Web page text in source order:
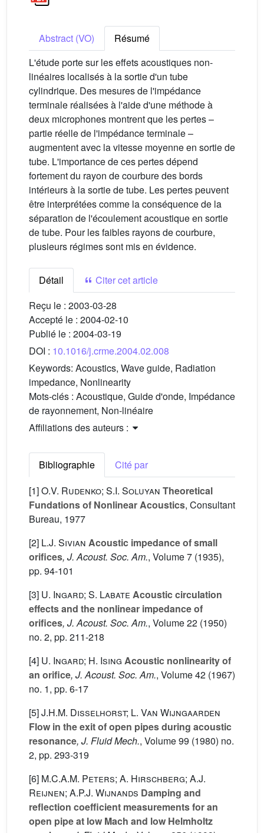
Abstract (VO)
Résumé
L'étude porte sur les effets acoustiques non-
linéaires localisés à la sortie d'un tube
cylindrique. Des mesures de l'impédance
terminale réalisées à l'aide d'une méthode à
deux microphones montrent que les pertes –
partie réelle de l'impédance terminale –
augmentent avec la vitesse moyenne en sortie de
tube. L'importance de ces pertes dépend
fortement du rayon de courbure des bords
intérieurs à la sortie de tube. Les pertes peuvent
être interprétées comme la conséquence de la
séparation de l'écoulement acoustique en sortie
de tube. Pour les faibles rayons de courbure,
plusieurs régimes sont mis en évidence.
Détail
Citer cet article
Reçu le : 2003-03-28
Accepté le : 2004-02-10
Publié le : 2004-03-19
DOI : 10.1016/j.crme.2004.02.008
Keywords: Acoustics, Wave guide, Radiation
impedance, Nonlinearity
Mots-clés : Acoustique, Guide d'onde, Impédance
de rayonnement, Non-linéaire
Affiliations des auteurs :
Bibliographie
Cité par
[1]O.V. Rudenko; S.I. Soluyan Theoretical
Fundations of Nonlinear Acoustics, Consultant
Bureau, 1977
[2] L.J. Sivian Acoustic impedance of small
orifices, J. Acoust. Soc. Am., Volume 7 (1935),
pp. 94-101
[3] U. Ingard; S. Labate Acoustic circulation
effects and the nonlinear impedance of
orifices, J. Acoust. Soc. Am., Volume 22 (1950)
no. 2, pp. 211-218
[4] U. Ingard; H. Ising Acoustic nonlinearity of
an orifice, J. Acoust. Soc. Am., Volume 42 (1967)
no. 1, pp. 6-17
[5]J.H.M. Disselhorst; L. Van Wijngaarden
Flow in the exit of open pipes during acoustic
resonance, J. Fluid Mech., Volume 99 (1980) no.
2, pp. 293-319
[6] M.C.A.M. Peters; A. Hirschberg; A.J.
Reijnen; A.P.J. Wijnands Damping and
reflection coefficient measurements for an
open pipe at low Mach and low Helmholtz